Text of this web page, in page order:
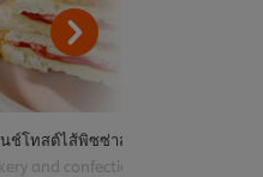
ช์โทสต์ไส้พิซซ่าสไตล์ฝรั่งเศส
and confectionery